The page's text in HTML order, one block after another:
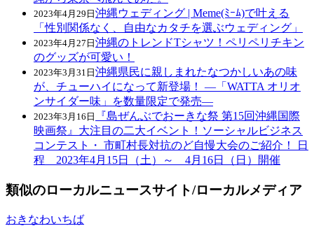
2023年4月29日 沖縄ウェディング | Meme(ﾐｰﾑ)で叶える
「性別関係なく、自由なカタチを選ぶウェディング」
2023年4月27日 沖縄のトレンドTシャツ！ペリペリチキン
のグッズが可愛い！
2023年3月31日 沖縄県民に親しまれたなつかしいあの味
が、チューハイになって新登場！ ―「WATTA オリオ
ンサイダー味」を数量限定で発売―
2023年3月16日
『島ぜんぶでおーきな祭 第15回沖縄国際
映画祭』大注目の二大イベント！ソーシャルビジネス
コンテスト・ 市町村長対抗のど自慢大会のご紹介！ 日
程 2023年4月15日（土）～ 4月16日（日）開催
類似のローカルニュースサイト/ローカルメディア
おきなわいちば